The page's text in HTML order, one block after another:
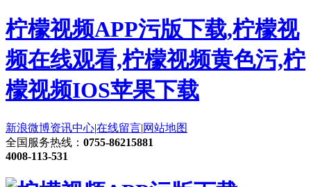
柠檬视频APP污版下载,柠檬视
频在线观看,柠檬视频黄色污,柠
檬视频IOS苹果下载
新浪微博资讯中心|在线留言|网站地图
全国服务热线： 0755-86215881
4008-113-531